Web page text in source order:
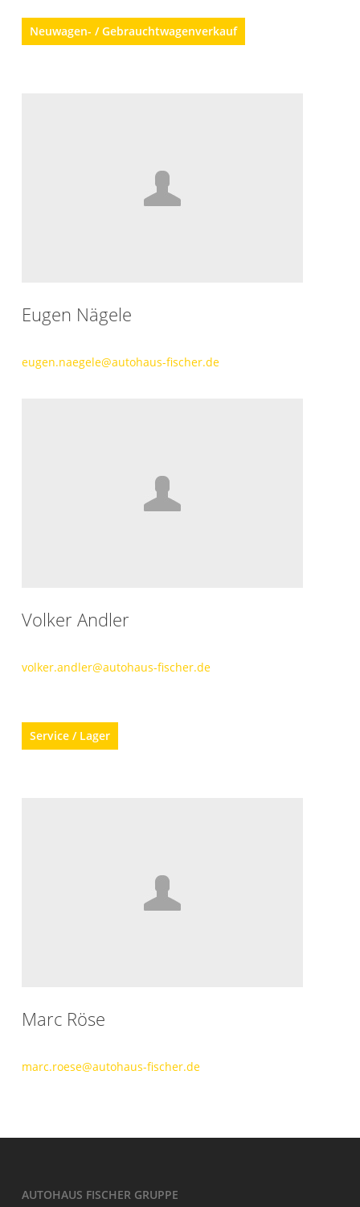
Neuwagen- / Gebrauchtwagenverkauf
Eugen Nägele
eugen.naegele@autohaus-fischer.de
Volker Andler
volker.andler@autohaus-fischer.de
Service / Lager
Marc Röse
marc.roese@autohaus-fischer.de
AUTOHAUS FISCHER GRUPPE